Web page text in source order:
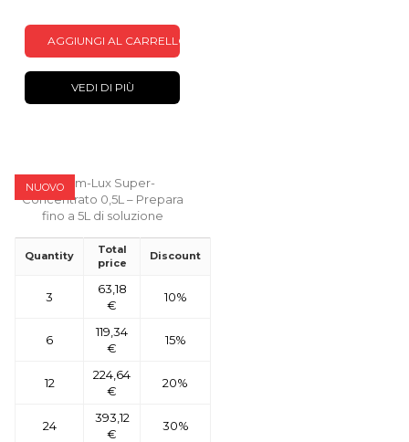
AGGIUNGI AL CARRELLO
VEDI DI PIÙ
NUOVO
Quantity
Total
price
Discount
3
63,18
€
10%
6
119,34
€
15%
12
224,64
€
20%
24
393,12
€
30%